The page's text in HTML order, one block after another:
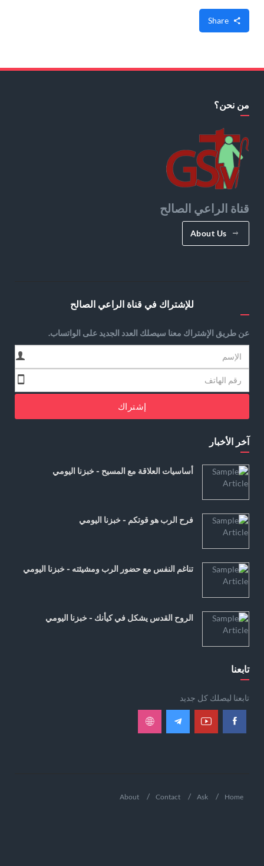
من نحن؟
قناة الراعي الصالح
About Us
للإشتراك في قناة الراعي الصالح
عن طريق الإشتراك معنا سيصلك العدد الجديد على الواتساب.
إشتراك
آخر الأخبار
أساسيات العلاقة مع المسيح - خبزنا اليومي
فرح الرب هو قوتكم - خبزنا اليومي
تناغم النفس مع حضور الرب ومشيئته - خبزنا اليومي
الروح القدس يشكل في كيأنك - خبزنا اليومي
تابعنا
تابعنا ليصلك كل جديد
Home
Ask
Contact
About